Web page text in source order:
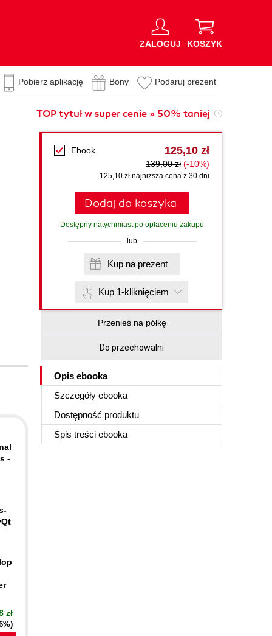
ZALOGUJ KOSZYK
Pobierz aplikację Bony Podaruj prezent
TOP tytuł w super cenie » 50% taniej
Ebook 125,10 zł
139,00 zł (-10%)
125,10 zł najniższa cena z 30 dni
Dodaj do koszyka
Dostępny natychmiast po opłaceniu zakupu
lub
Kup na prezent
Kup 1-kliknięciem
Przenieś na półkę
Do przechowalni
Opis ebooka
Szczegóły ebooka
Dostępność produktu
Spis treści ebooka
-
zł